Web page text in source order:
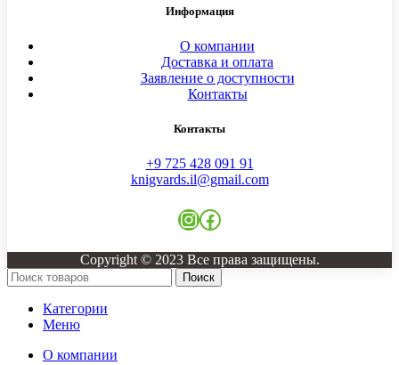
Информация
О компании
Доставка и оплата
Заявление о доступности
Контакты
Контакты
+9 725 428 091 91
knigvards.il@gmail.com
Instagram
Facebook
Copyright © 2023 Все права защищены.
Поиск
Категории
Меню
О компании